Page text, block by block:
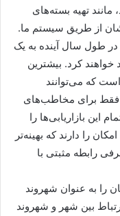
تهیه بسته‌های
از طریق سیستم ما.
«پیاده بیزنس» هم بعد از لانچ در اسفند ۹۷ در طول سال آینده به یک
کرد. بیشترین
که می‌توانند
فقط برای مخاطب‌های
این بازاریابی‌ها را
را دارند که بهینه‌تر
رابطه مثبتی با
را به عنوان شهروند
بین شهر و شهروند